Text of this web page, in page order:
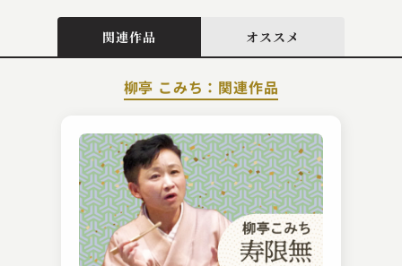
関連作品 オススメ
柳亭 こみち：関連作品
古今亭 菊千代